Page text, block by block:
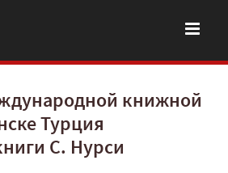
книжной
Турция
С. Нурси